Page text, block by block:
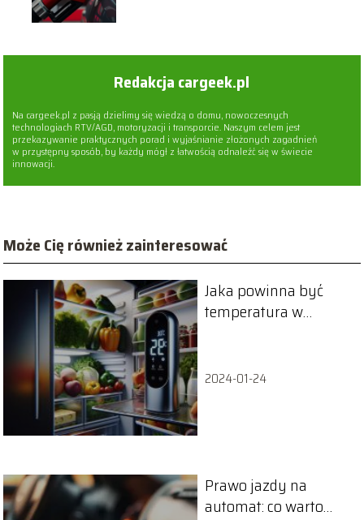
Redakcja cargeek.pl
Na cargeek.pl z pasją dzielimy się wiedzą o domu, nowoczesnych
technologiach RTV/AGD, motoryzacji i transporcie. Naszym celem jest
przekazywanie praktycznych porad i wyjaśnianie złożonych zagadnień
w przystępny sposób, by każdy mógł z łatwością odnaleźć się w świecie
innowacji.
Może Cię również zainteresować
Jaka powinna być
temperatura w
2024-01-24
Prawo jazdy na
automat: co warto